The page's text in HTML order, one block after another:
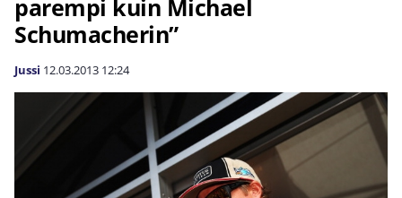
parempi kuin Michael
Schumacherin”
Jussi 12.03.2013 12:24